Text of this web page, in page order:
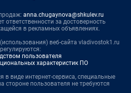
anna.chugaynova@shkulev.ru
ответственности за достоверность
в рекламных объявлениях.
веб-сайта vladivostok1.ru
регулируются:
пользователя
характеристик ПО
в виде интернет-сервиса, специальные
стороне пользователя не требуются